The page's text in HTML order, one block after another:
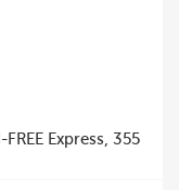
Express, 355